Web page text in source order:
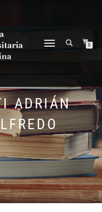
NAVEGACIÓN
0
ADRIÁN